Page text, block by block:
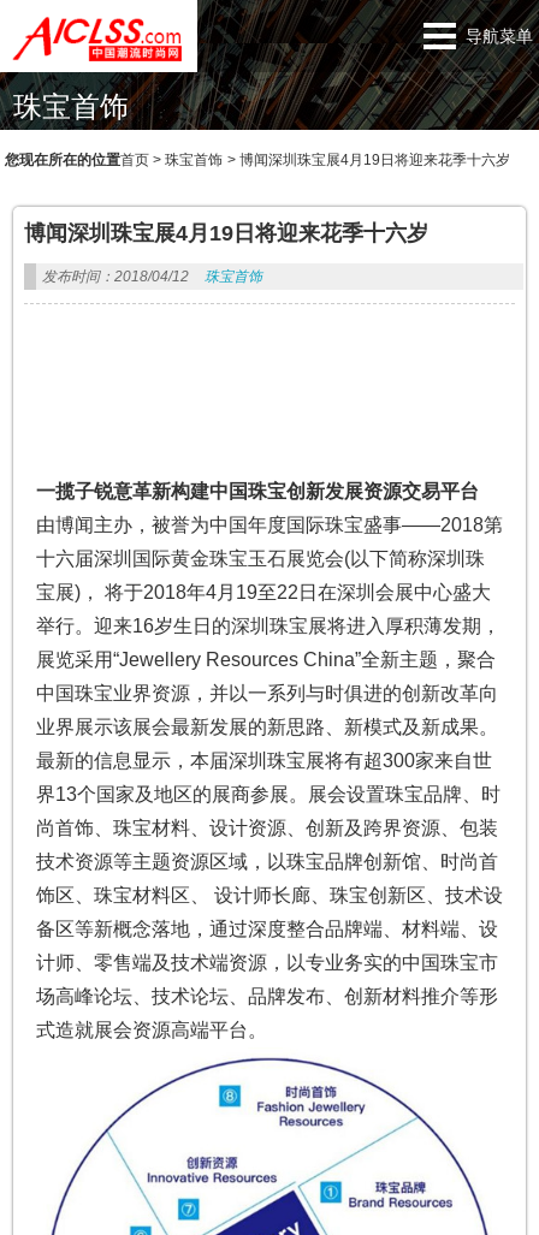
导航菜单
珠宝首饰
您现在所在的位置首页 >珠宝首饰 >博闻深圳珠宝展4月19日将迎来花季十六岁
博闻深圳珠宝展4月19日将迎来花季十六岁
发布时间：2018/04/12 珠宝首饰
一揽子锐意革新构建中国珠宝创新发展资源交易平台
由博闻主办，被誉为中国年度国际珠宝盛事——2018第
十六届深圳国际黄金珠宝玉石展览会(以下简称深圳珠
宝展)， 将于2018年4月19至22日在深圳会展中心盛大
举行。迎来16岁生日的深圳珠宝展将进入厚积薄发期，
展览采用“Jewellery Resources China”全新主题，聚合
中国珠宝业界资源，并以一系列与时俱进的创新改革向
业界展示该展会最新发展的新思路、新模式及新成果。
最新的信息显示，本届深圳珠宝展将有超300家来自世
界13个国家及地区的展商参展。展会设置珠宝品牌、时
尚首饰、珠宝材料、设计资源、创新及跨界资源、包装
技术资源等主题资源区域，以珠宝品牌创新馆、时尚首
饰区、珠宝材料区、 设计师长廊、珠宝创新区、技术设
备区等新概念落地，通过深度整合品牌端、材料端、设
计师、零售端及技术端资源，以专业务实的中国珠宝市
场高峰论坛、技术论坛、品牌发布、创新材料推介等形
式造就展会资源高端平台。